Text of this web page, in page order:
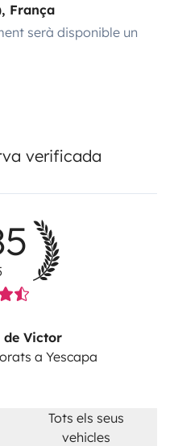
França
serà disponible un
verificada
Victor
a Yescapa
Tots els seus
vehicles